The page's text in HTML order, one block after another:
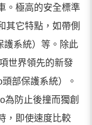
。極高的安全標準
其它特點，如帶側
護系統）等。除此
世界領先的新發
部保護系統）。
為防止後撞而獨創
，即使速度比較